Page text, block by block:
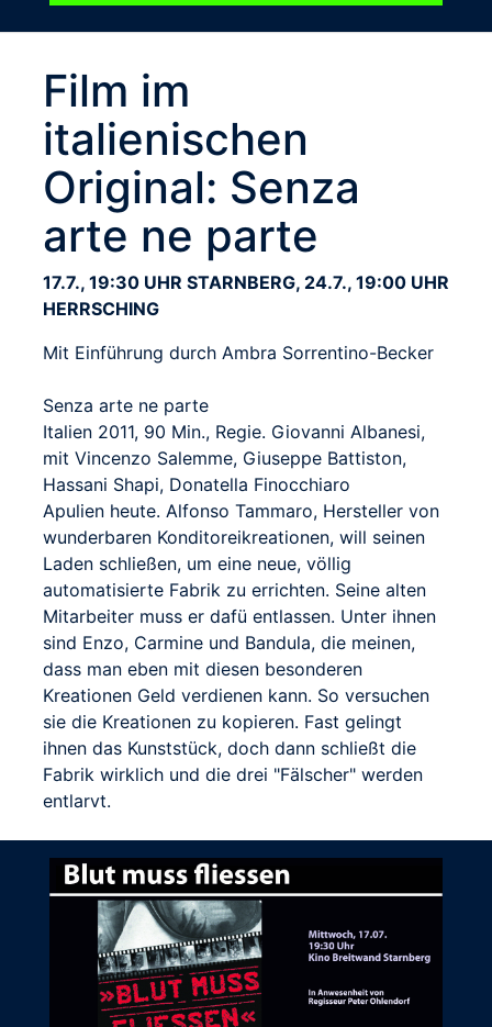
Film im
italienischen
Original: Senza
arte ne parte
17.7., 19:30 UHR STARNBERG, 24.7., 19:00 UHR
HERRSCHING
Mit Einführung durch Ambra Sorrentino-Becker
Senza arte ne parte
Italien 2011, 90 Min., Regie. Giovanni Albanesi,
mit Vincenzo Salemme, Giuseppe Battiston,
Hassani Shapi, Donatella Finocchiaro
Apulien heute. Alfonso Tammaro, Hersteller von
wunderbaren Konditoreikreationen, will seinen
Laden schließen, um eine neue, völlig
automatisierte Fabrik zu errichten. Seine alten
Mitarbeiter muss er dafü entlassen. Unter ihnen
sind Enzo, Carmine und Bandula, die meinen,
dass man eben mit diesen besonderen
Kreationen Geld verdienen kann. So versuchen
sie die Kreationen zu kopieren. Fast gelingt
ihnen das Kunststück, doch dann schließt die
Fabrik wirklich und die drei "Fälscher" werden
entlarvt.